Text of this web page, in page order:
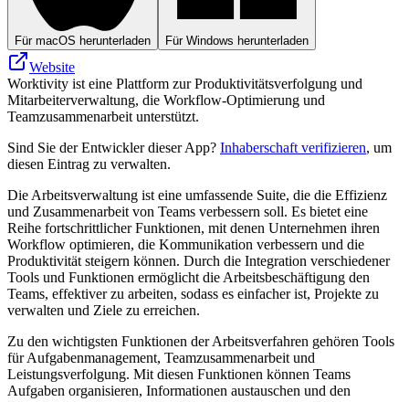
Für macOS herunterladen Für Windows herunterladen
Website
Worktivity ist eine Plattform zur Produktivitätsverfolgung und
Mitarbeiterverwaltung, die Workflow-Optimierung und
Teamzusammenarbeit unterstützt.
Sind Sie der Entwickler dieser App? Inhaberschaft verifizieren, um
diesen Eintrag zu verwalten.
Die Arbeitsverwaltung ist eine umfassende Suite, die die Effizienz
und Zusammenarbeit von Teams verbessern soll. Es bietet eine
Reihe fortschrittlicher Funktionen, mit denen Unternehmen ihren
Workflow optimieren, die Kommunikation verbessern und die
Produktivität steigern können. Durch die Integration verschiedener
Tools und Funktionen ermöglicht die Arbeitsbeschäftigung den
Teams, effektiver zu arbeiten, sodass es einfacher ist, Projekte zu
verwalten und Ziele zu erreichen.
Zu den wichtigsten Funktionen der Arbeitsverfahren gehören Tools
für Aufgabenmanagement, Teamzusammenarbeit und
Leistungsverfolgung. Mit diesen Funktionen können Teams
Aufgaben organisieren, Informationen austauschen und den